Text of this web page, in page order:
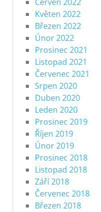
Červen 2022
Květen 2022
Březen 2022
Únor 2022
Prosinec 2021
Listopad 2021
Červenec 2021
Srpen 2020
Duben 2020
Leden 2020
Prosinec 2019
Říjen 2019
Únor 2019
Prosinec 2018
Listopad 2018
Září 2018
Červenec 2018
Březen 2018